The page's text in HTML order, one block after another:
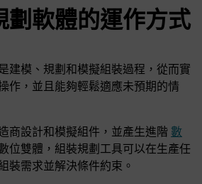
劃軟體的運作方式
建模、規劃和模擬組裝過程，從而實
作，並且能夠輕鬆適應未預期的情
商設計和模擬組件，並產生進階 數
位雙體，組裝規劃工具可以在生產任
裝需求並解決條件約束。